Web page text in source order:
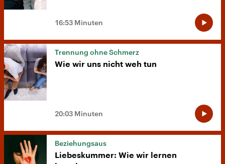
16:53 Minuten
Trennung ohne Schmerz
Wie wir uns nicht weh tun
20:03 Minuten
Beziehungsaus
Liebeskummer: Wie wir lernen